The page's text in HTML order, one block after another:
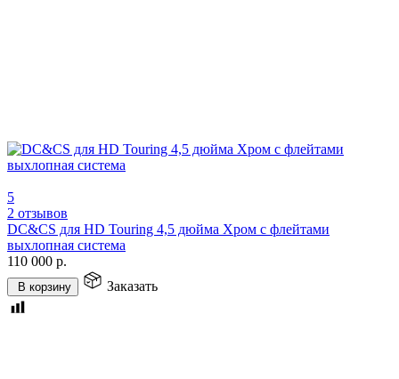
5
2 отзывов
DC&CS для HD Touring 4,5 дюйма Хром с флейтами
выхлопная система
110 000 р.
В корзину Заказать